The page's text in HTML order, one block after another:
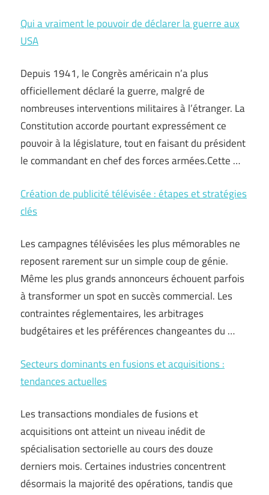
Qui a vraiment le pouvoir de déclarer la guerre aux
USA
Depuis 1941, le Congrès américain n’a plus
officiellement déclaré la guerre, malgré de
nombreuses interventions militaires à l’étranger. La
Constitution accorde pourtant expressément ce
pouvoir à la législature, tout en faisant du président
le commandant en chef des forces armées.Cette …
Création de publicité télévisée : étapes et stratégies
clés
Les campagnes télévisées les plus mémorables ne
reposent rarement sur un simple coup de génie.
Même les plus grands annonceurs échouent parfois
à transformer un spot en succès commercial. Les
contraintes réglementaires, les arbitrages
budgétaires et les préférences changeantes du …
Secteurs dominants en fusions et acquisitions :
tendances actuelles
Les transactions mondiales de fusions et
acquisitions ont atteint un niveau inédit de
spécialisation sectorielle au cours des douze
derniers mois. Certaines industries concentrent
désormais la majorité des opérations, tandis que